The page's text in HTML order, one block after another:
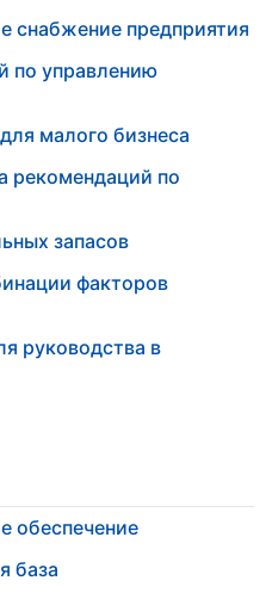
снабжение предприятия
по управлению
малого бизнеса
рекомендаций по
запасов
факторов
руководства в
обеспечение
база